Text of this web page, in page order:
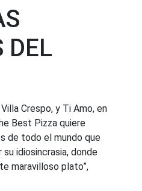
DEL
Crespo, y Ti Amo, en
Best Pizza quiere
de todo el mundo que
idiosincrasia, donde
maravilloso plato”,